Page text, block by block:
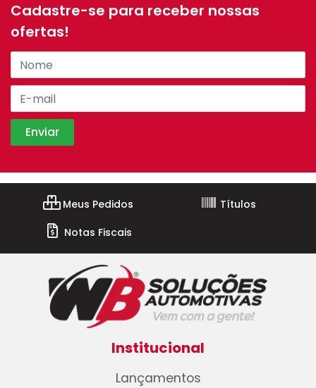
Cadastre-se para receber nossas
ofertas!
Meus Pedidos
Títulos
Notas Fiscais
Institucional
Lançamentos